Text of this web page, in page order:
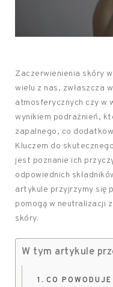
Zaczerwienienia skóry
wielu z nas, zwłaszcza
atmosferycznych czy w
wynikiem podrażnień,
zapalnego, co
Kluczem do
jest poznanie ich
odpowiednich
artykule przyjrzymy się
pomogą w neutralizacji
skóry.
W tym artykule
CO